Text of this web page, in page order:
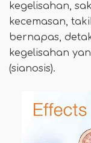
kegelisahan,
kecemasan,
bernapas,
kegelisahan
(sianosis).